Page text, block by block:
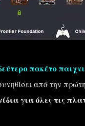
πακέτο
από την
για όλες τις